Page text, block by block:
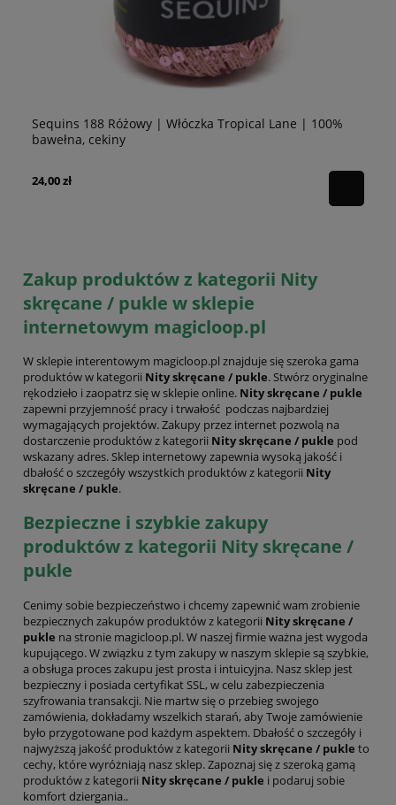
Sequins 188 Różowy | Włóczka Tropical Lane | 100%
bawełna, cekiny
24,00 zł
Zakup produktów z kategorii Nity
skręcane / pukle w sklepie
internetowym magicloop.pl
W sklepie interentowym magicloop.pl znajduje się szeroka gama
produktów w kategorii Nity skręcane / pukle. Stwórz oryginalne
rękodzieło i zaopatrz się w sklepie online. Nity skręcane / pukle
zapewni przyjemność pracy i trwałość podczas najbardziej
wymagających projektów. Zakupy przez internet pozwolą na
dostarczenie produktów z kategorii Nity skręcane / pukle pod
wskazany adres. Sklep internetowy zapewnia wysoką jakość i
dbałość o szczegóły wszystkich produktów z kategorii Nity
skręcane / pukle.
Bezpieczne i szybkie zakupy
produktów z kategorii Nity skręcane /
pukle
Cenimy sobie bezpieczeństwo i chcemy zapewnić wam zrobienie
bezpiecznych zakupów produktów z kategorii Nity skręcane /
pukle na stronie magicloop.pl. W naszej firmie ważna jest wygoda
kupującego. W związku z tym zakupy w naszym sklepie są szybkie,
a obsługa proces zakupu jest prosta i intuicyjna. Nasz sklep jest
bezpieczny i posiada certyfikat SSL, w celu zabezpieczenia
szyfrowania transakcji. Nie martw się o przebieg swojego
zamówienia, dokładamy wszelkich starań, aby Twoje zamówienie
było przygotowane pod każdym aspektem. Dbałość o szczegóły i
najwyższą jakość produktów z kategorii Nity skręcane / pukle to
cechy, które wyróżniają nasz sklep. Zapoznaj się z szeroką gamą
produktów z kategorii Nity skręcane / pukle i podaruj sobie
komfort dziergania..